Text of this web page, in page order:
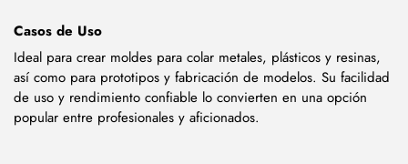
Casos de Uso
Ideal para crear moldes para colar metales, plásticos y resinas,
así como para prototipos y fabricación de modelos. Su facilidad
de uso y rendimiento confiable lo convierten en una opción
popular entre profesionales y aficionados.